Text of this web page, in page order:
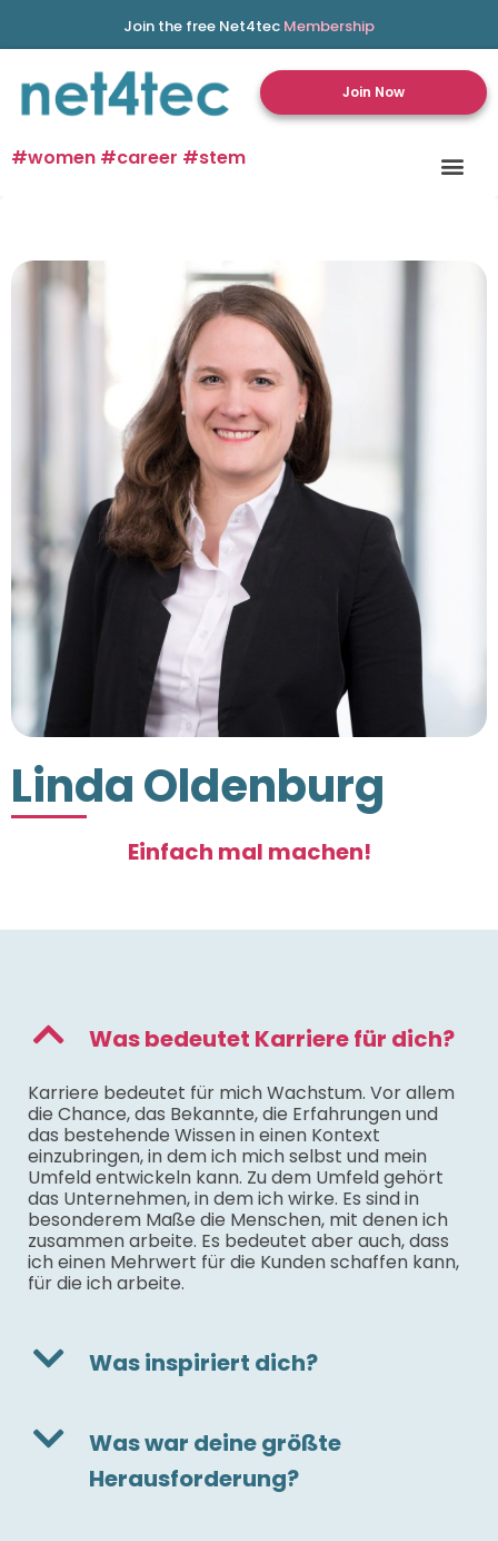
Join the free Net4tec Membership
Join Now
#women #career #stem
Linda Oldenburg
Einfach mal machen!
Was bedeutet Karriere für dich?
Karriere bedeutet für mich Wachstum. Vor allem
die Chance, das Bekannte, die Erfahrungen und
das bestehende Wissen in einen Kontext
einzubringen, in dem ich mich selbst und mein
Umfeld entwickeln kann. Zu dem Umfeld gehört
das Unternehmen, in dem ich wirke. Es sind in
besonderem Maße die Menschen, mit denen ich
zusammen arbeite. Es bedeutet aber auch, dass
ich einen Mehrwert für die Kunden schaffen kann,
für die ich arbeite.
Was inspiriert dich?
Was war deine größte
Herausforderung?